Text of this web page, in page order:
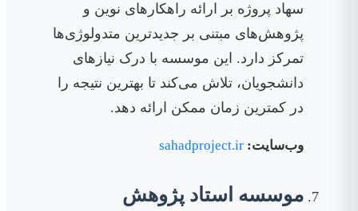
سهاد پروژه بر ارائه راهکارهای نوین و
پژوهش‌های مبتنی بر جدیدترین متدولوژی‌ها
تمرکز دارد. این موسسه با درک نیازهای
دانشجویان، تلاش می‌کند تا بهترین نتیجه را
در کمترین زمان ممکن ارائه دهد.
وب‌سایت: sahadproject.ir
موسسه استاد پژوهش